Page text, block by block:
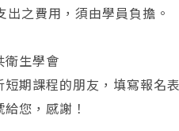
之費用，須由學員負擔。
衛生學會
短期課程的朋友，填寫報名
您，感謝！